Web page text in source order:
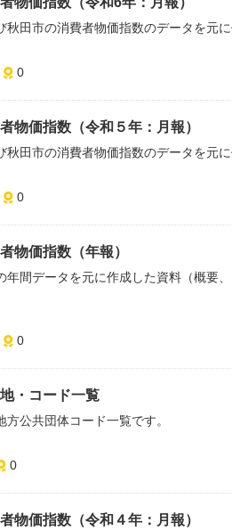
秋田市の消費者物価指数のデータを元
0
物価指数（令和５年：月報）
秋田市の消費者物価指数のデータを元
0
物価指数（年報）
年間データを元に作成した資料（概要
0
・コード一覧
公共団体コード一覧です。
0
物価指数（令和４年：月報）